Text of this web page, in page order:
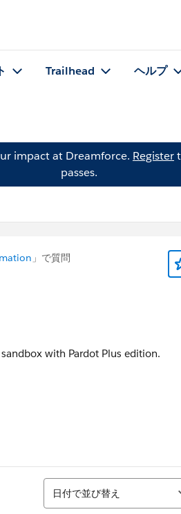
Trailhead ヘルプ
impact at Dreamforce. Register
passes.
」で質問
with Pardot Plus edition.
並び替え
日付で並び替え